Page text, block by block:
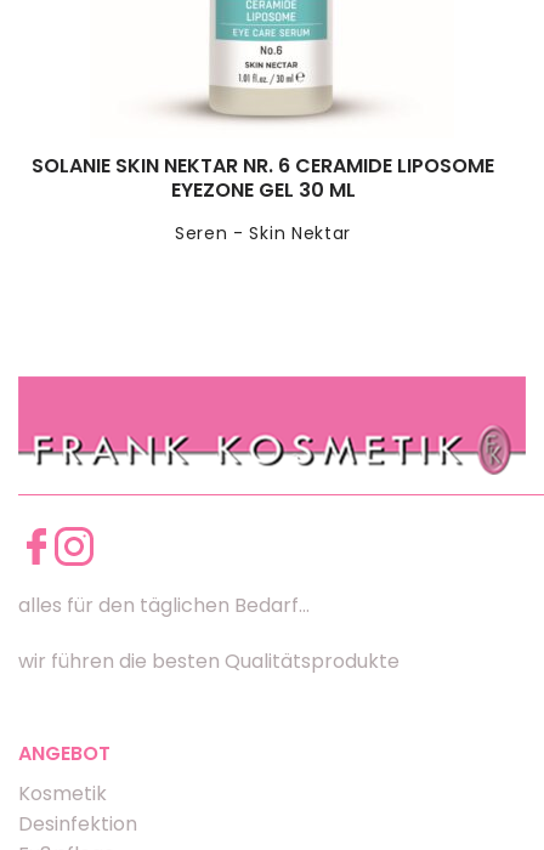
Seren - Skin Nektar
SOLANIE SKIN NEKTAR NR. 6 CERAMIDE LIPOSOME
EYEZONE GEL 30 ML
alles für den täglichen Bedarf...
wir führen die besten Qualitätsprodukte
ANGEBOT
Kosmetik
Desinfektion